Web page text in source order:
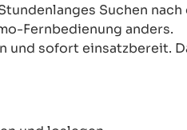
Suchen
Fernbedienung anders.
und sofort einsatzbereit.